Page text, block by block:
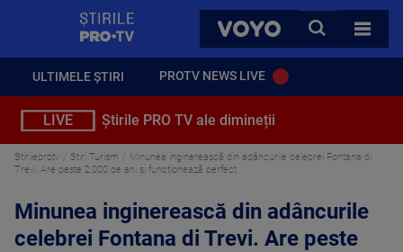
VOYO
CAUTA
TOATE
ULTIMELE ȘTIRI PROTV NEWS LIVE
LIVE Știrile PRO TV ale dimineții
Stirileprotv Stiri Turism
Minunea inginerească din adâncurile celebrei Fontana di
Trevi. Are peste 2.000 de ani și funcționează perfect
Minunea inginerească din adâncurile
celebrei Fontana di Trevi. Are peste